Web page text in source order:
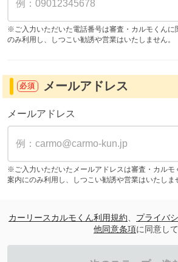
※ご入力いただいた電話番号は審査・カルモくんに
のみ利用し、しつこい勧誘や営業はいたしません。
必須 メールアドレス
メールアドレス
※ご入力いただいたメールアドレスは審査・カルモ
案内にのみ利用し、しつこい勧誘や営業はいたしま
カーリースカルモくん利用規約 プライバ
他同意条項に同意して